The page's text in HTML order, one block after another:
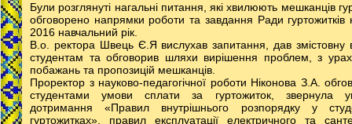
Були розглянуті нагальні питання, які хвилюють мешканців
обговорено напрямки роботи та завдання Ради
2016 навчальний рік.
В.о. ректора Швець Є.Я вислухав запитання, дав змістовну
студентам та обговорив шляхи вирішення проблем, з
побажань та пропозицій мешканців.
Проректор з науково-педагогічної роботи Ніконова З.А.
студентами умови сплати за гуртожиток, звернула
дотримання «Правил внутрішнього розпорядку у
гуртожитках», правил експлуатації електричного та